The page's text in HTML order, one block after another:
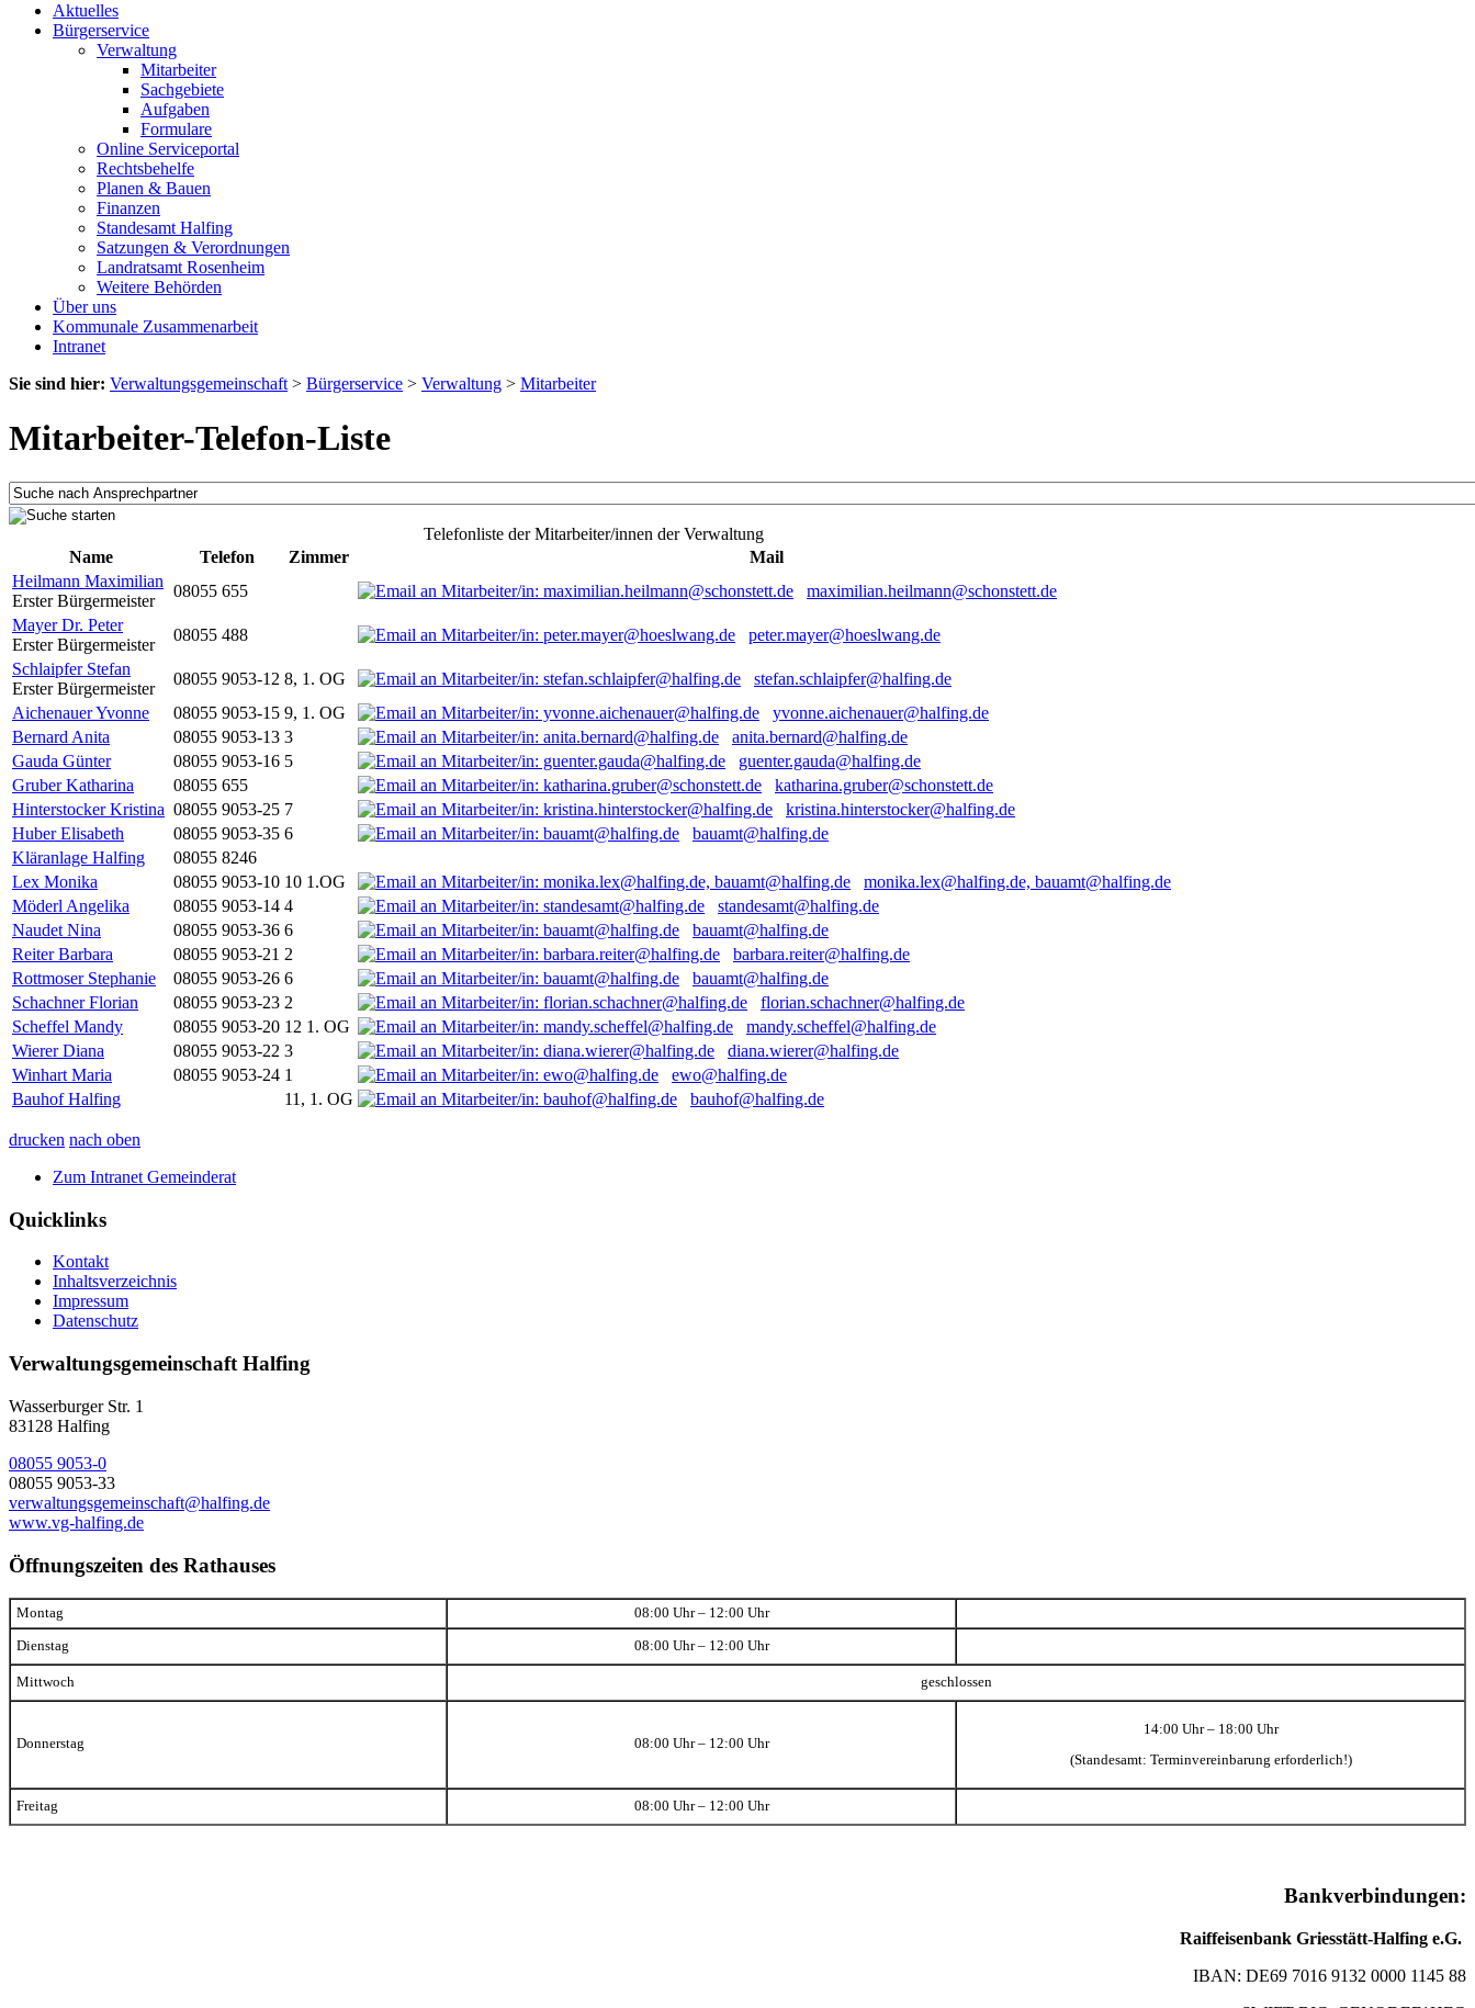
Aktuelles
Bürgerservice
Verwaltung
Mitarbeiter
Sachgebiete
Aufgaben
Formulare
Online Serviceportal
Rechtsbehelfe
Planen & Bauen
Finanzen
Standesamt Halfing
Satzungen & Verordnungen
Landratsamt Rosenheim
Weitere Behörden
Über uns
Kommunale Zusammenarbeit
Intranet
Sie sind hier: Verwaltungsgemeinschaft > Bürgerservice > Verwaltung > Mitarbeiter
Mitarbeiter-Telefon-Liste
Telefonliste der Mitarbeiter/innen der Verwaltung
Name
Telefon Zimmer
Mail
Heilmann Maximilian
Erster Bürgermeister
08055 655
maximilian.heilmann@schonstett.de
Mayer Dr. Peter
Erster Bürgermeister
08055 488
peter.mayer@hoeslwang.de
Schlaipfer Stefan
Erster Bürgermeister
08055 9053-12 8, 1. OG
stefan.schlaipfer@halfing.de
Aichenauer Yvonne
08055 9053-15 9, 1. OG
yvonne.aichenauer@halfing.de
Bernard Anita
08055 9053-13 3
anita.bernard@halfing.de
Gauda Günter
08055 9053-16 5
guenter.gauda@halfing.de
Gruber Katharina
08055 655
katharina.gruber@schonstett.de
Hinterstocker Kristina 08055 9053-25 7
kristina.hinterstocker@halfing.de
Huber Elisabeth
08055 9053-35 6
bauamt@halfing.de
Kläranlage Halfing
08055 8246
Lex Monika
08055 9053-10 10 1.OG
monika.lex@halfing.de, bauamt@halfing.de
Möderl Angelika
08055 9053-14 4
standesamt@halfing.de
Naudet Nina
08055 9053-36 6
bauamt@halfing.de
Reiter Barbara
08055 9053-21 2
barbara.reiter@halfing.de
Rottmoser Stephanie
08055 9053-26 6
bauamt@halfing.de
Schachner Florian
08055 9053-23 2
florian.schachner@halfing.de
Scheffel Mandy
08055 9053-20 12 1. OG
mandy.scheffel@halfing.de
Wierer Diana
08055 9053-22 3
diana.wierer@halfing.de
Winhart Maria
08055 9053-24 1
ewo@halfing.de
Bauhof Halfing
11, 1. OG bauhof@halfing.de
drucken nach oben
Zum Intranet Gemeinderat
Quicklinks
Kontakt
Inhaltsverzeichnis
Impressum
Datenschutz
Verwaltungsgemeinschaft Halfing
Wasserburger Str. 1
83128 Halfing
08055 9053-0
08055 9053-33
verwaltungsgemeinschaft@halfing.de
www.vg-halfing.de
Öffnungszeiten des Rathauses
Montag 08:00 Uhr – 12:00 Uhr
Dienstag 08:00 Uhr – 12:00 Uhr
Mittwoch geschlossen
Donnerstag 08:00 Uhr – 12:00 Uhr
14:00 Uhr – 18:00 Uhr
(Standesamt: Terminvereinbarung erforderlich!)
Freitag 08:00 Uhr – 12:00 Uhr
Bankverbindungen:
Raiffeisenbank Griesstätt-Halfing e.G.
IBAN: DE69 7016 9132 0000 1145 88